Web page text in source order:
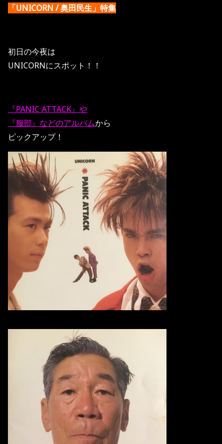
「UNICORN / 奥田民生」特集
初日の今夜は
UNICORNにスポット！！
『PANIC ATTACK』や
『服部』などのアルバムから
ピックアップ！